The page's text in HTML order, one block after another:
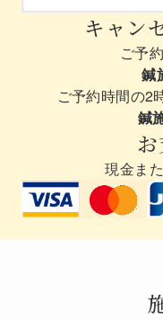
キャン
ご予
鍼
ご予約時間の2
鍼
現金ま